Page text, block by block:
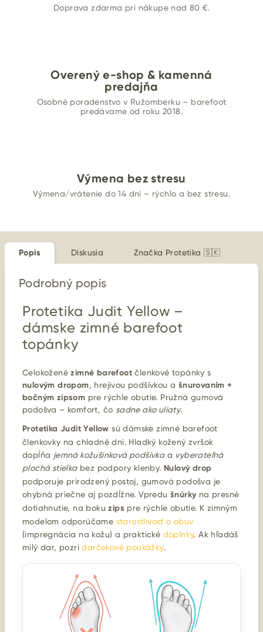
Doprava zdarma pri nákupe nad 80 €.
Overený e-shop & kamenná
predajňa
Osobné poradenstvo v Ružomberku – barefoot
predávame od roku 2018.
Výmena bez stresu
Výmena/vrátenie do 14 dní – rýchlo a bez stresu.
Popis Diskusia Značka Protetika 🇸🇰
Podrobný popis
Protetika Judit Yellow –
dámske zimné barefoot
topánky
Celokoženézimné barefoot členkové topánky s
nulovým dropom, hrejivou podšívkou a šnurovaním +
bočným zipsom pre rýchle obutie. Pružná gumová
podošva – komfort, čo sadne ako uliaty.
Protetika Judit Yellow sú dámske zimné barefoot
členkovky na chladné dni. Hladký kožený zvršok
dopĺňa jemná kožušinková podšívkaa vyberateľná
plochá stielkabez podpory klenby. Nulový drop
podporuje prirodzený postoj, gumová podošva je
ohybná priečne aj pozdĺžne. Vpredu šnúrky na presné
dotiahnutie, na bokuzips pre rýchle obutie. K zimným
modelom odporúčame starostlivosť o obuv
(impregnácia na kožu) a praktické doplnky. Ak hľadáš
milý dar, pozridarčekové poukážky.